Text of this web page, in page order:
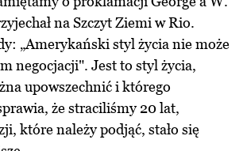
na Szczyt Ziemi w Rio.
„Amerykański styl życia nie może
negocjacji". Jest to styl życia,
upowszechnić i którego
że straciliśmy 20 lat,
które należy podjąć, stało się